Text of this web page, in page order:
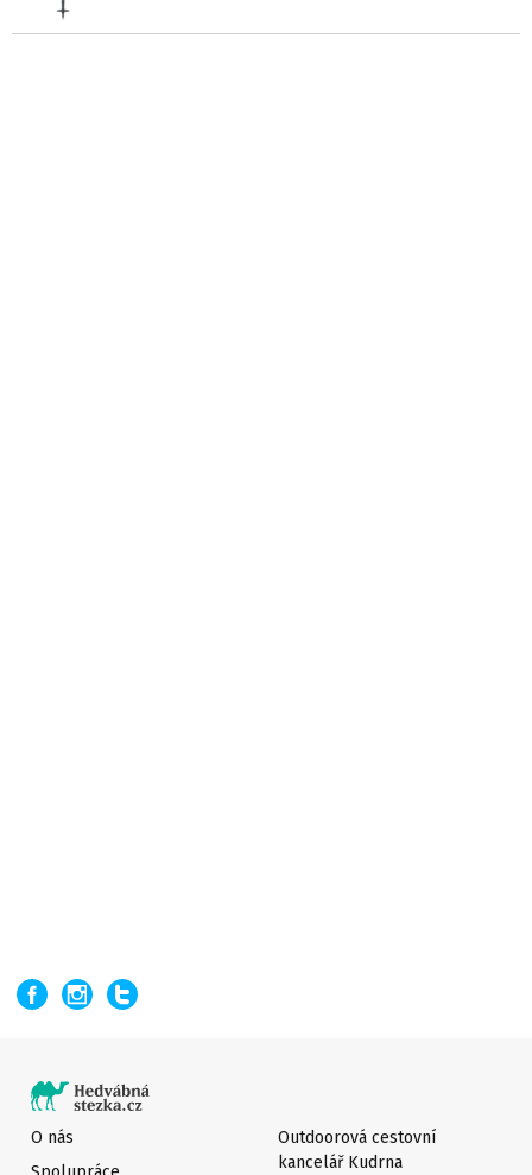
O nás
Outdoorová cestovní
kancelář Kudrna